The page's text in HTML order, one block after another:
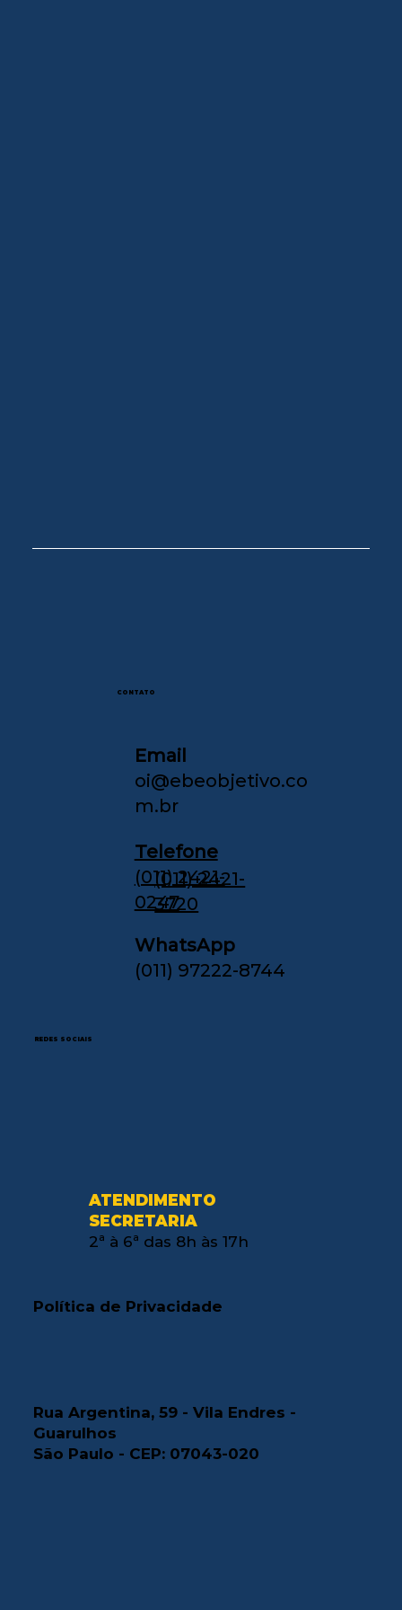
Política de Privacidade
CONTATO
Email
oi@ebeobjetivo.co
m.br
Telefone
(011) 2421-
0247
(011) 2421-
3720
WhatsApp
(011) 97222-8744
ATENDIMENTO
SECRETARIA
2ª à 6ª das 8h às 17h
REDES SOCIAIS
Rua Argentina, 59 - Vila Endres -
Guarulhos
São Paulo - CEP: 07043-020